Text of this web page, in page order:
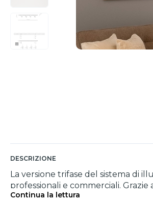
DESCRIZIONE
La versione trifase del sistema di
professionali e commerciali.
specifiche aree. Questa
Continua la lettura